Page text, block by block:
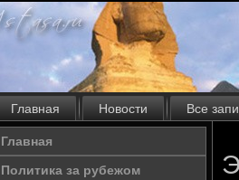
Главная Новости Все
Главная
Политика за рубежом